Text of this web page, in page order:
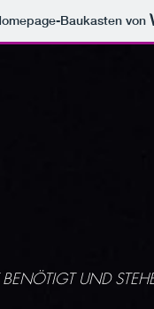
Baukasten von
UND